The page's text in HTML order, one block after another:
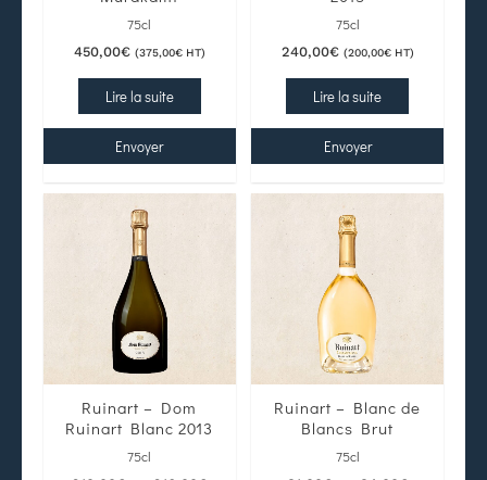
75cl
450,00€ (375,00€HT)
Lire la suite
Envoyer
75cl
240,00€ (200,00€HT)
Lire la suite
Envoyer
Ruinart – Dom
Ruinart Blanc 2013
75cl
Ruinart – Blanc de
Blancs Brut
75cl